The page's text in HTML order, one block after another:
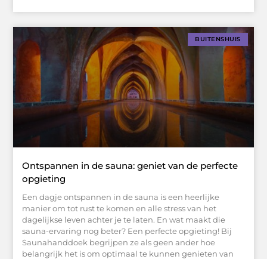
BUITENSHUIS
Ontspannen in de sauna: geniet van de perfecte
opgieting
Een dagje ontspannen in de sauna is een heerlijke
manier om tot rust te komen en alle stress van het
dagelijkse leven achter je te laten. En wat maakt die
sauna-ervaring nog beter? Een perfecte opgieting! Bij
Saunahanddoek begrijpen ze als geen ander hoe
belangrijk het is om optimaal te kunnen genieten van